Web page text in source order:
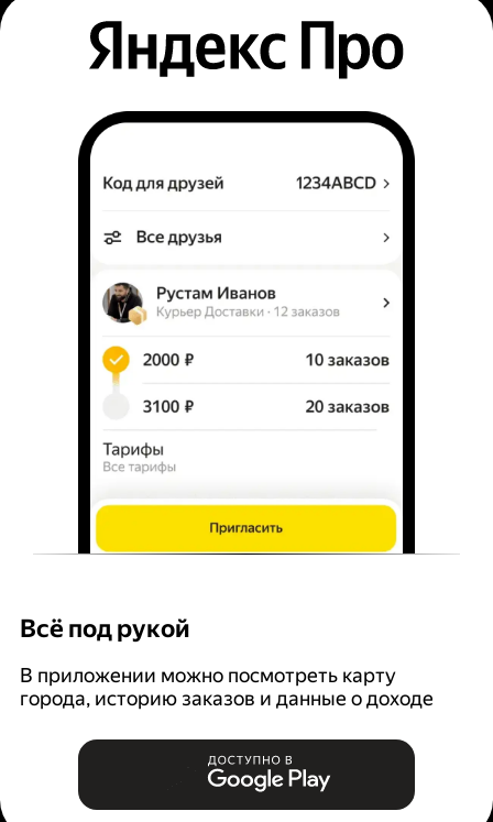
Всё под рукой
В приложении можно посмотреть карту
города, историю заказов и данные о доходе